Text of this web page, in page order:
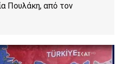
Πουλάκη, από τον